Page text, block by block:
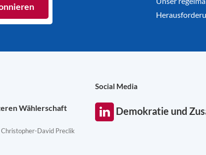
Wählerschaft
Christopher-David Preclik
Social Media
Demokratie und